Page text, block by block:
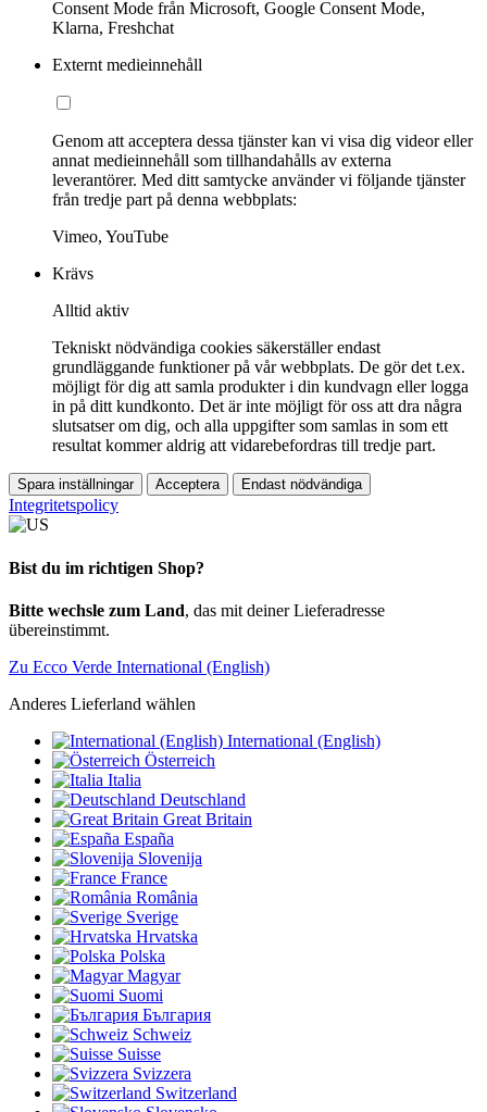
Consent Mode från Microsoft, Google Consent Mode,
Klarna, Freshchat
Externt medieinnehåll
Genom att acceptera dessa tjänster kan vi visa dig videor eller
annat medieinnehåll som tillhandahålls av externa
leverantörer. Med ditt samtycke använder vi följande tjänster
från tredje part på denna webbplats:
Vimeo, YouTube
Krävs
Alltid aktiv
Tekniskt nödvändiga cookies säkerställer endast
grundläggande funktioner på vår webbplats. De gör det t.ex.
möjligt för dig att samla produkter i din kundvagn eller logga
in på ditt kundkonto. Det är inte möjligt för oss att dra några
slutsatser om dig, och alla uppgifter som samlas in som ett
resultat kommer aldrig att vidarebefordras till tredje part.
Spara inställningar Acceptera Endast nödvändiga
Integritetspolicy
Bist du im richtigen Shop?
Bitte wechsle zum Land, das mit deiner Lieferadresse
übereinstimmt.
Zu Ecco Verde International (English)
Anderes Lieferland wählen
International (English)
Österreich
Italia
Deutschland
Great Britain
España
Slovenija
France
România
Sverige
Hrvatska
Polska
Magyar
Suomi
България
Schweiz
Suisse
Svizzera
Switzerland